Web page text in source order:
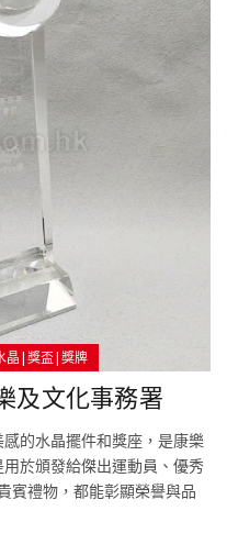
晶|獎盃|獎牌
及文化事務署
的水晶擺件和獎座，是康樂
於頒發給傑出運動員、優秀
賓禮物，都能彰顯榮譽與品